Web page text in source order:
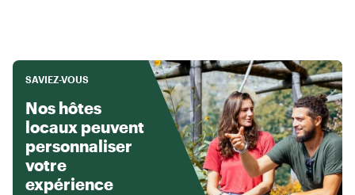
SAVIEZ-VOUS
Nos hôtes
locaux peuvent
personnaliser
votre
expérience